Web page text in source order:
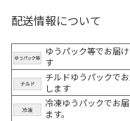
配送情報について
ゆうパック等でお届
す
チルドゆうパックで
します
冷凍ゆうパックでお
ます。